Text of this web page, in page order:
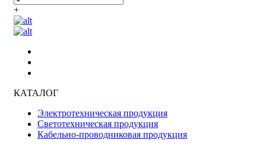
+
КАТАЛОГ
Электротехническая продукция
Светотехническая продукция
Кабельно-проводниковая продукция